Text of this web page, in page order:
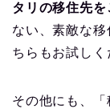
タリの移住先を
ない、素敵な
ちらもお試しく
その他にも、「